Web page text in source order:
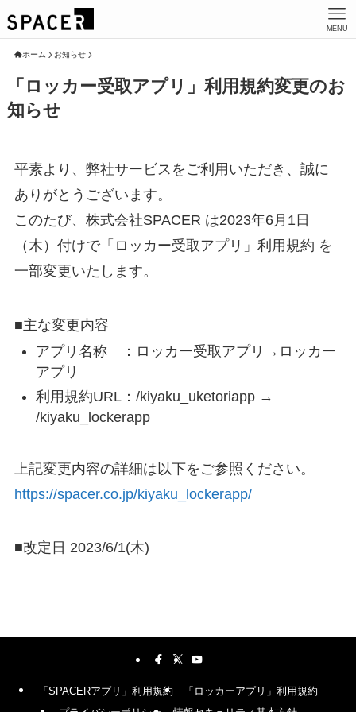
MENU
ホーム お知らせ
「ロッカー受取アプリ」利用規約変更のお
知らせ
平素より、弊社サービスをご利用いただき、誠に
ありがとうございます。
このたび、株式会社SPACER は2023年6月1日
（木）付けで「ロッカー受取アプリ」利用規約 を
一部変更いたします。
■主な変更内容
アプリ名称 ：ロッカー受取アプリ→ロッカー
アプリ
利用規約URL：/kiyaku_uketoriapp →
/kiyaku_lockerapp
上記変更内容の詳細は以下をご参照ください。
https://spacer.co.jp/kiyaku_lockerapp/
■改定日 2023/6/1(木)
「SPACERアプリ」利用規約
「ロッカーアプリ」利用規約